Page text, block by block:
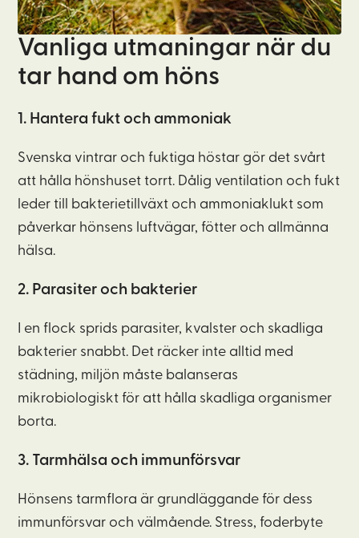
Vanliga utmaningar när du
tar hand om höns
1. Hantera fukt och ammoniak
Svenska vintrar och fuktiga höstar gör det svårt
att hålla hönshuset torrt. Dålig ventilation och fukt
leder till bakterietillväxt och ammoniaklukt som
påverkar hönsens luftvägar, fötter och allmänna
hälsa.
2. Parasiter och bakterier
I en flock sprids parasiter, kvalster och skadliga
bakterier snabbt. Det räcker inte alltid med
städning, miljön måste balanseras
mikrobiologiskt för att hålla skadliga organismer
borta.
3. Tarmhälsa och immunförsvar
Hönsens tarmflora är grundläggande för dess
immunförsvar och välmående. Stress, foderbyte